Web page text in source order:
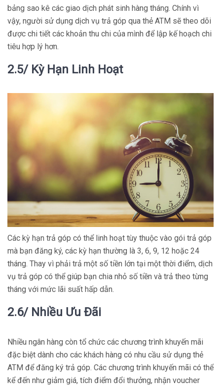
bảng sao kê các giao dịch phát sinh hàng tháng. Chính vì
vậy, người sử dụng dịch vụ trả góp qua thẻ ATM sẽ theo dõi
được chi tiết các khoản thu chi của mình để lập kế hoạch chi
tiêu hợp lý hơn.
2.5/ Kỳ Hạn Linh Hoạt
Các kỳ hạn trả góp có thể linh hoạt tùy thuộc vào gói trả góp
mà bạn đăng ký, các kỳ hạn thường là 3, 6, 9, 12 hoặc 24
tháng. Thay vì phải trả một số tiền lớn tại một thời điểm, dịch
vụ trả góp có thể giúp bạn chia nhỏ số tiền và trả theo từng
tháng với mức lãi suất hấp dẫn.
2.6/ Nhiều Ưu Đãi
Nhiều ngân hàng còn tổ chức các chương trình khuyến mãi
đặc biệt dành cho các khách hàng có nhu cầu sử dụng thẻ
ATM để đăng ký trả góp. Các chương trình khuyến mãi có thể
kể đến như giảm giá, tích điểm đổi thưởng, nhận voucher